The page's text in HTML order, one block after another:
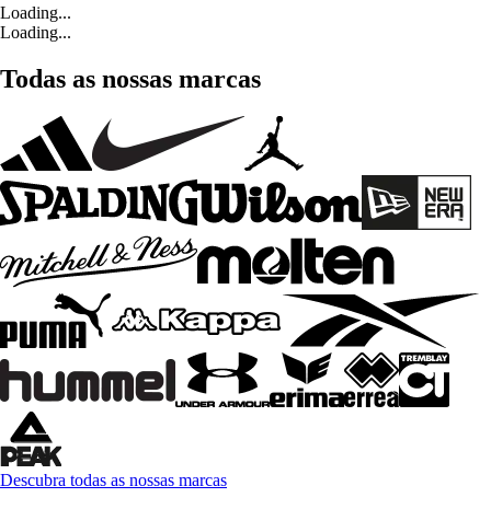
Loading...
Loading...
Todas as nossas marcas
Descubra todas as nossas marcas